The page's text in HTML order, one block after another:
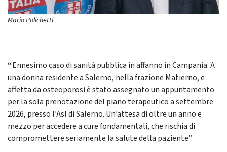
Mario Polichetti
“Ennesimo caso di sanità pubblica in affanno in Campania. A
una donna residente a Salerno, nella frazione Matierno, e
affetta da osteoporosi è stato assegnato un appuntamento
per la sola prenotazione del piano terapeutico a settembre
2026, presso l’Asl di Salerno. Un’attesa di oltre un anno e
mezzo per accedere a cure fondamentali, che rischia di
compromettere seriamente la salute della paziente”.